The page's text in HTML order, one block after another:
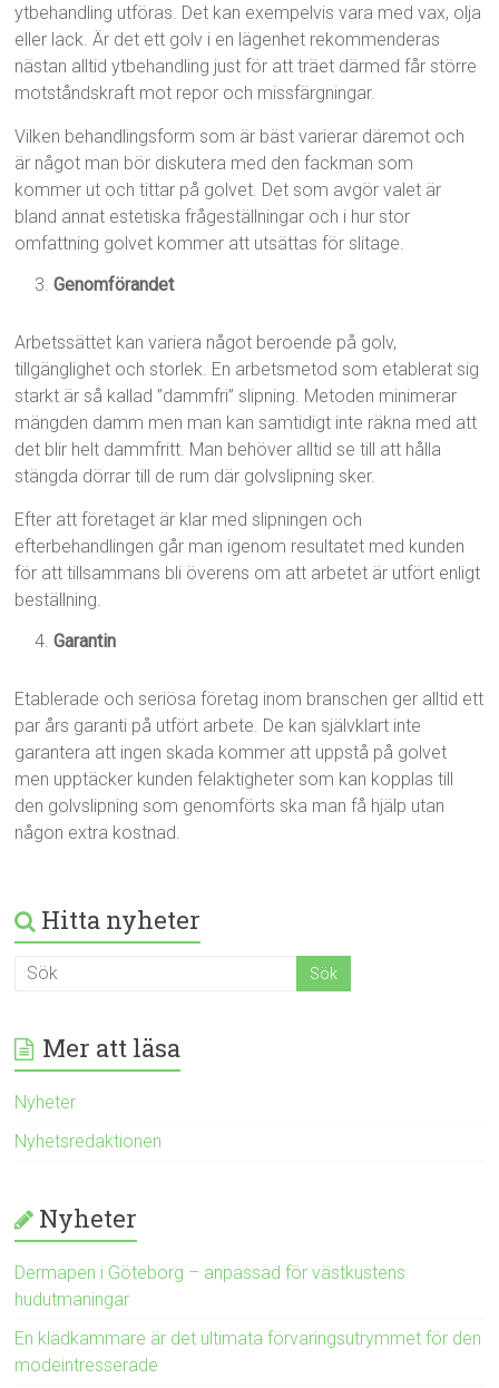
ytbehandling utföras. Det kan exempelvis vara med vax, olja
eller lack. Är det ett golv i en lägenhet rekommenderas
nästan alltid ytbehandling just för att träet därmed får större
motståndskraft mot repor och missfärgningar.
Vilken behandlingsform som är bäst varierar däremot och
är något man bör diskutera med den fackman som
kommer ut och tittar på golvet. Det som avgör valet är
bland annat estetiska frågeställningar och i hur stor
omfattning golvet kommer att utsättas för slitage.
Genomförandet
Arbetssättet kan variera något beroende på golv,
tillgänglighet och storlek. En arbetsmetod som etablerat sig
starkt är så kallad ”dammfri” slipning. Metoden minimerar
mängden damm men man kan samtidigt inte räkna med att
det blir helt dammfritt. Man behöver alltid se till att hålla
stängda dörrar till de rum där golvslipning sker.
Efter att företaget är klar med slipningen och
efterbehandlingen går man igenom resultatet med kunden
för att tillsammans bli överens om att arbetet är utfört enligt
beställning.
Garantin
Etablerade och seriösa företag inom branschen ger alltid ett
par års garanti på utfört arbete. De kan självklart inte
garantera att ingen skada kommer att uppstå på golvet
men upptäcker kunden felaktigheter som kan kopplas till
den golvslipning som genomförts ska man få hjälp utan
någon extra kostnad.
Hitta nyheter
Mer att läsa
Nyheter
Nyhetsredaktionen
Nyheter
Dermapen i Göteborg – anpassad för västkustens
hudutmaningar
En klädkammare är det ultimata förvaringsutrymmet för den
modeintresserade